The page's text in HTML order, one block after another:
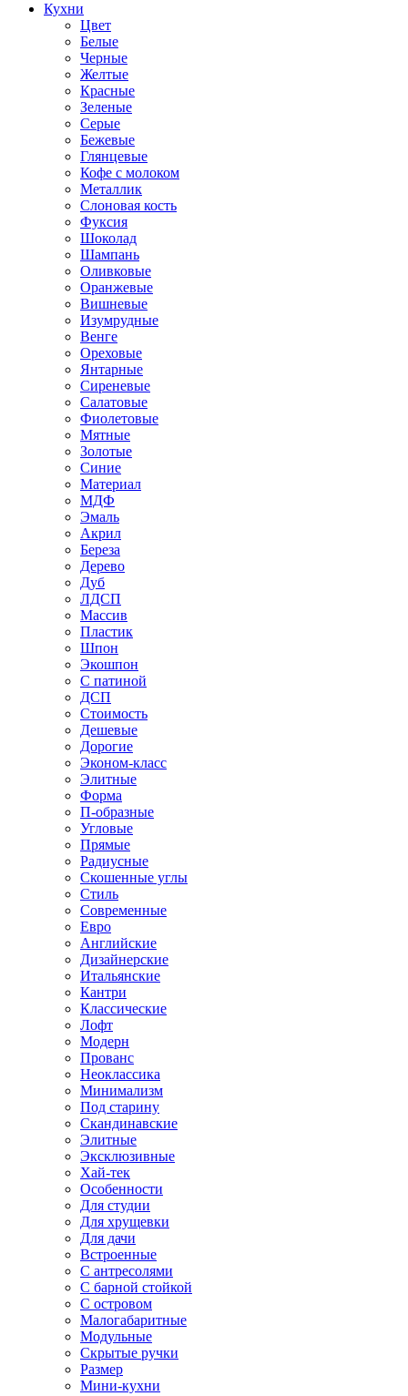
Кухни
Цвет
Белые
Черные
Желтые
Красные
Зеленые
Серые
Бежевые
Глянцевые
Кофе с молоком
Металлик
Слоновая кость
Фуксия
Шоколад
Шампань
Оливковые
Оранжевые
Вишневые
Изумрудные
Венге
Ореховые
Янтарные
Сиреневые
Салатовые
Фиолетовые
Мятные
Золотые
Синие
Материал
МДФ
Эмаль
Акрил
Береза
Дерево
Дуб
ЛДСП
Массив
Пластик
Шпон
Экошпон
С патиной
ДСП
Стоимость
Дешевые
Дорогие
Эконом-класс
Элитные
Форма
П-образные
Угловые
Прямые
Радиусные
Скошенные углы
Стиль
Современные
Евро
Английские
Дизайнерские
Итальянские
Кантри
Классические
Лофт
Модерн
Прованс
Неоклассика
Минимализм
Под старину
Скандинавские
Элитные
Эксклюзивные
Хай-тек
Особенности
Для студии
Для хрущевки
Для дачи
Встроенные
С антресолями
С барной стойкой
С островом
Малогабаритные
Модульные
Скрытые ручки
Размер
Мини-кухни